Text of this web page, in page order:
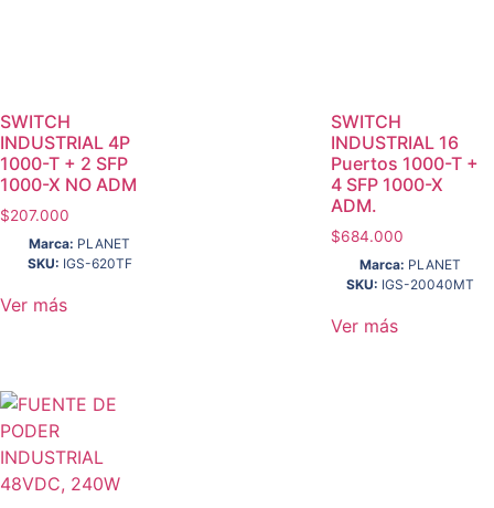
SWITCH
INDUSTRIAL 4P
1000-T + 2 SFP
1000-X NO ADM
$207.000
Marca: PLANET
SKU: IGS-620TF
Ver más
SWITCH
INDUSTRIAL 16
Puertos 1000-T +
4 SFP 1000-X
ADM.
$684.000
Marca: PLANET
SKU: IGS-20040MT
Ver más